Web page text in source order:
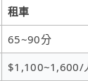
租車
65~90分
$1,100~1,600/